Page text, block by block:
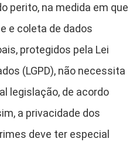
perito, na medida em que
e coleta de dados
protegidos pela Lei
(LGPD), não necessita
legislação, de acordo
a privacidade dos
deve ter especial